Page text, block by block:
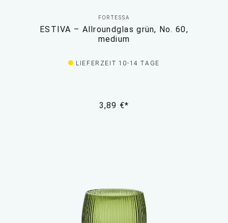
FORTESSA
ESTIVA – Allroundglas grün, No. 60,
medium
LIEFERZEIT 10-14 TAGE
3,89 €*